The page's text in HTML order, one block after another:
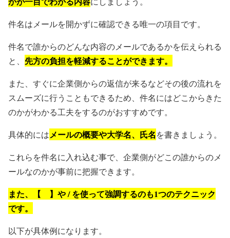
件名はメールを開かずに確認できる唯一の項目です。
件名で誰からのどんな内容のメールであるかを伝えられる
と、 先方の負担を軽減することができます。
また、すぐに企業側からの返信が来るなどその後の流れを
スムーズに行うこともできるため、件名にはどこからきた
のかがわかる工夫をするのがおすすめです。
具体的にはメールの概要や大学名、氏名を書きましょう。
これらを件名に入れ込む事で、企業側がどこの誰からのメ
ールなのかが事前に把握できます。
また、【 】や / を使って強調するのも1つのテクニック
です。
以下が具体例になります。